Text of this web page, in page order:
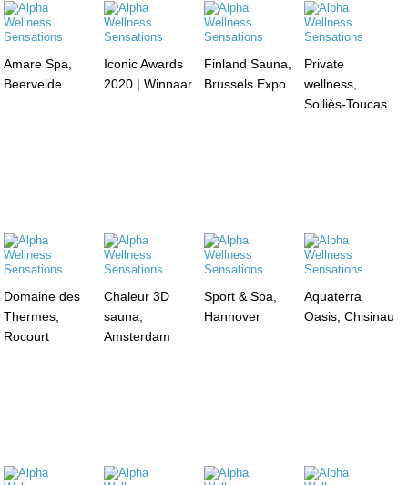
Amare Spa,
Beervelde
Iconic Awards
2020 | Winnaar
Finland Sauna,
Brussels Expo
Private
wellness,
Solliès-Toucas
Domaine des
Thermes,
Rocourt
Chaleur 3D
sauna,
Amsterdam
Sport & Spa,
Hannover
Aquaterra
Oasis, Chisinau